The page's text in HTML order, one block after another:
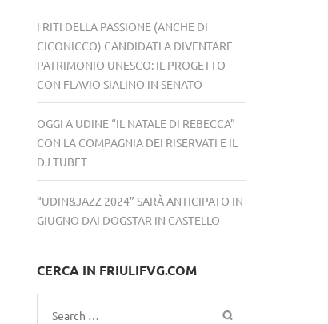
I RITI DELLA PASSIONE (ANCHE DI
CICONICCO) CANDIDATI A DIVENTARE
PATRIMONIO UNESCO: IL PROGETTO
CON FLAVIO SIALINO IN SENATO
OGGI A UDINE “IL NATALE DI REBECCA”
CON LA COMPAGNIA DEI RISERVATI E IL
DJ TUBET
“UDIN&JAZZ 2024” SARÀ ANTICIPATO IN
GIUGNO DAI DOGSTAR IN CASTELLO
CERCA IN FRIULIFVG.COM
Search